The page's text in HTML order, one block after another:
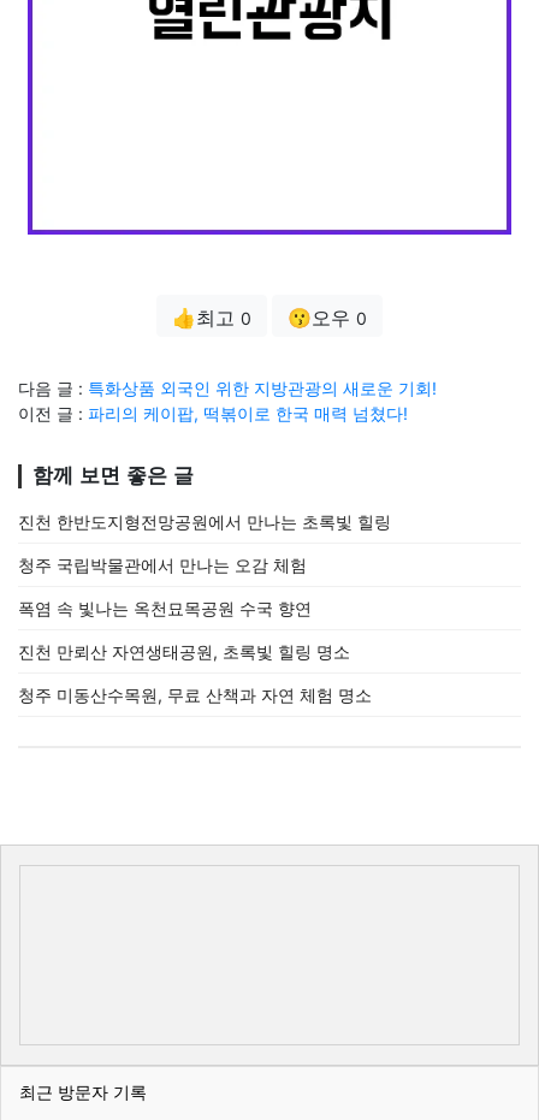
👍최고 0 😗오우 0
다음 글 : 특화상품 외국인 위한 지방관광의 새로운 기회!
이전 글 : 파리의 케이팝, 떡볶이로 한국 매력 넘쳤다!
함께 보면 좋은 글
진천 한반도지형전망공원에서 만나는 초록빛 힐링
청주 국립박물관에서 만나는 오감 체험
폭염 속 빛나는 옥천묘목공원 수국 향연
진천 만뢰산 자연생태공원, 초록빛 힐링 명소
청주 미동산수목원, 무료 산책과 자연 체험 명소
최근 방문자 기록